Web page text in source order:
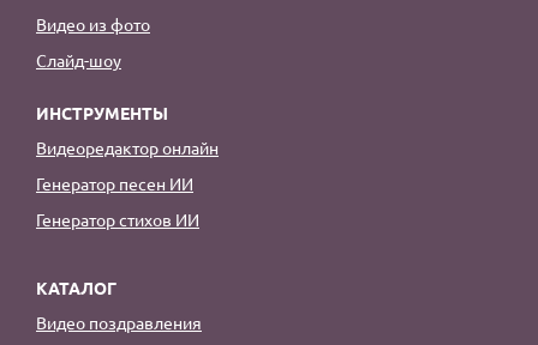
Видео из фото
Слайд-шоу
ИНСТРУМЕНТЫ
Видеоредактор онлайн
Генератор песен ИИ
Генератор стихов ИИ
КАТАЛОГ
Видео поздравления